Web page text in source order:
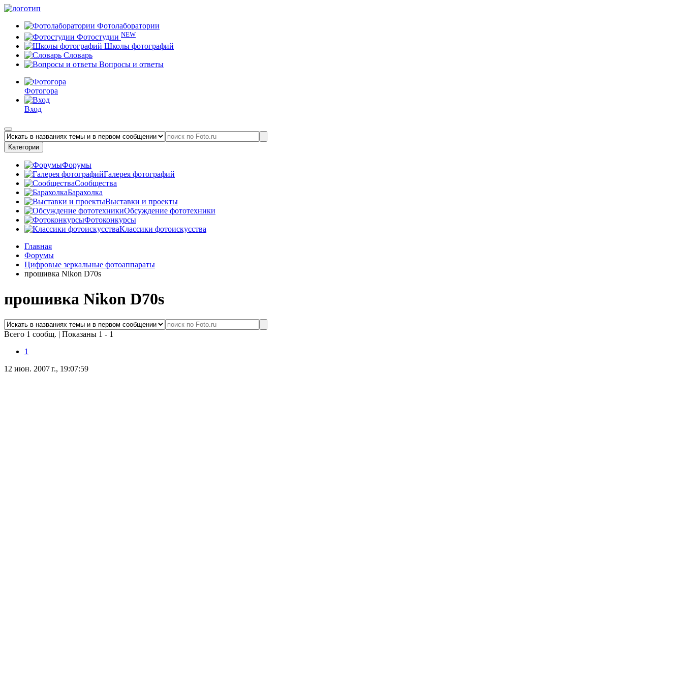
Фотолаборатории
Фотостудии NEW
Школы фотографий
Словарь
Вопросы и ответы
Фотогора
Вход
Категории
Форумы
Галерея фотографий
Сообщества
Барахолка
Выставки и проекты
Обсуждение фототехники
Фотоконкурсы
Классики фотоискусства
Главная
Форумы
Цифровые зеркальные фотоаппараты
прошивка Nikon D70s
прошивка Nikon D70s
Всего 1 сообщ. | Показаны 1 - 1
1
12 июн. 2007 г., 19:07:59